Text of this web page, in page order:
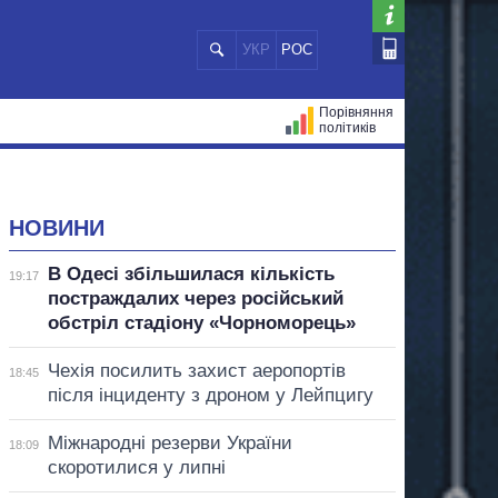
УКР РОС
Порівняння
політиків
НОВИНИ
19:17
В Одесі збільшилася кількість
постраждалих через російський
обстріл стадіону «Чорноморець»
18:45
Чехія посилить захист аеропортів
після інциденту з дроном у Лейпцигу
18:09
Міжнародні резерви України
скоротилися у липні